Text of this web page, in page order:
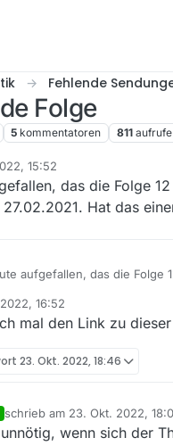
Fehlende
Folge
5 kommentatoren 811 aufrufe
15:52
das die Folge
Hat das
aufgefallen, das die Folge
16:52
mal den Link zu
23. Okt. 2022, 18:46
schrieb am 23. Okt. 2022,
zuletzt editiert von iks-jott
wenn sich der